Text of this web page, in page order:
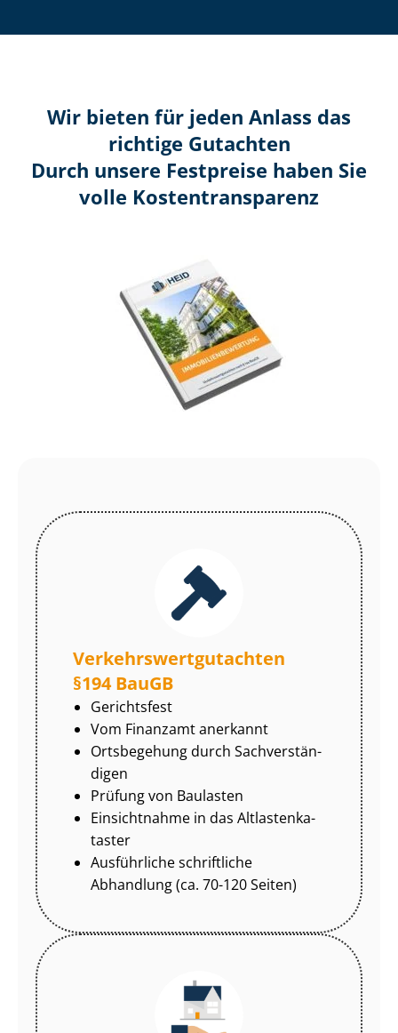
Wir bieten für jeden Anlass das
richtige Gutachten
Durch unsere Festpreise haben Sie
volle Kosten­transparenz
Ver­kehrs­wert­gut­ach­ten
§194 BauGB
Gerichtsfest
Vom Finanzamt anerkannt
Ortsbegehung durch Sach­ver­stän­
di­gen
Prüfung von Baulasten
Einsichtnahme in das Alt­las­ten­ka­
tas­ter
Ausführliche schriftliche
Abhandlung (ca. 70-120 Seiten)